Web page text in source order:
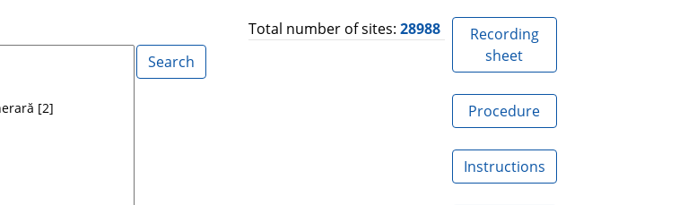
Total number of sites: 28988
Recording
sheet
Procedure
Instructions